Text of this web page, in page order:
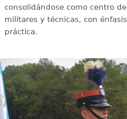
consolidándose como centro
militares y técnicas, con
práctica.